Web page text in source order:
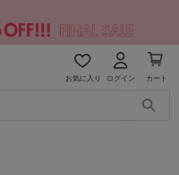
お気に入り ログイン カート